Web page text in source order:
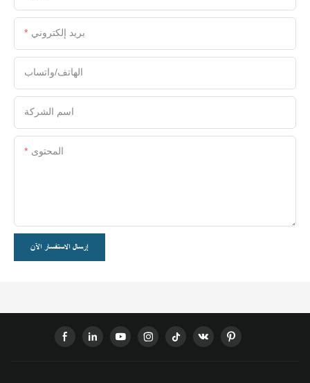
بريد إلكتروني
الهاتف/واتساب
اسم الشركة
المحتوى
إرسال الاستفسار الآن